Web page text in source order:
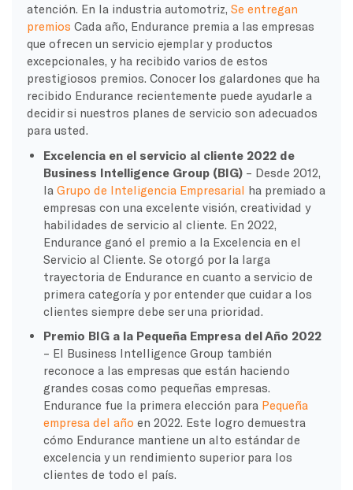
atención. En la industria automotriz, Se entregan
premios Cada año, Endurance premia a las empresas
que ofrecen un servicio ejemplar y productos
excepcionales, y ha recibido varios de estos
prestigiosos premios. Conocer los galardones que ha
recibido Endurance recientemente puede ayudarle a
decidir si nuestros planes de servicio son adecuados
para usted.
Excelencia en el servicio al cliente 2022 de
Business Intelligence Group (BIG) – Desde 2012,
laGrupo de Inteligencia Empresarial ha premiado a
empresas con una excelente visión, creatividad y
habilidades de servicio al cliente. En 2022,
Endurance ganó el premio a la Excelencia en el
Servicio al Cliente. Se otorgó por la larga
trayectoria de Endurance en cuanto a servicio de
primera categoría y por entender que cuidar a los
clientes siempre debe ser una prioridad.
Premio BIG a la Pequeña Empresa del Año 2022
– El Business Intelligence Group también
reconoce a las empresas que están haciendo
grandes cosas como pequeñas empresas.
Endurance fue la primera elección para Pequeña
empresa del año en 2022. Este logro demuestra
cómo Endurance mantiene un alto estándar de
excelencia y un rendimiento superior para los
clientes de todo el país.